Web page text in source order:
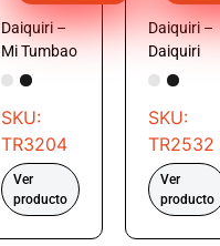
Daiquiri –
Mi Tumbao
SKU:
TR3204
Ver
producto
Daiquiri –
Daiquiri
SKU:
TR2532
Ver
producto